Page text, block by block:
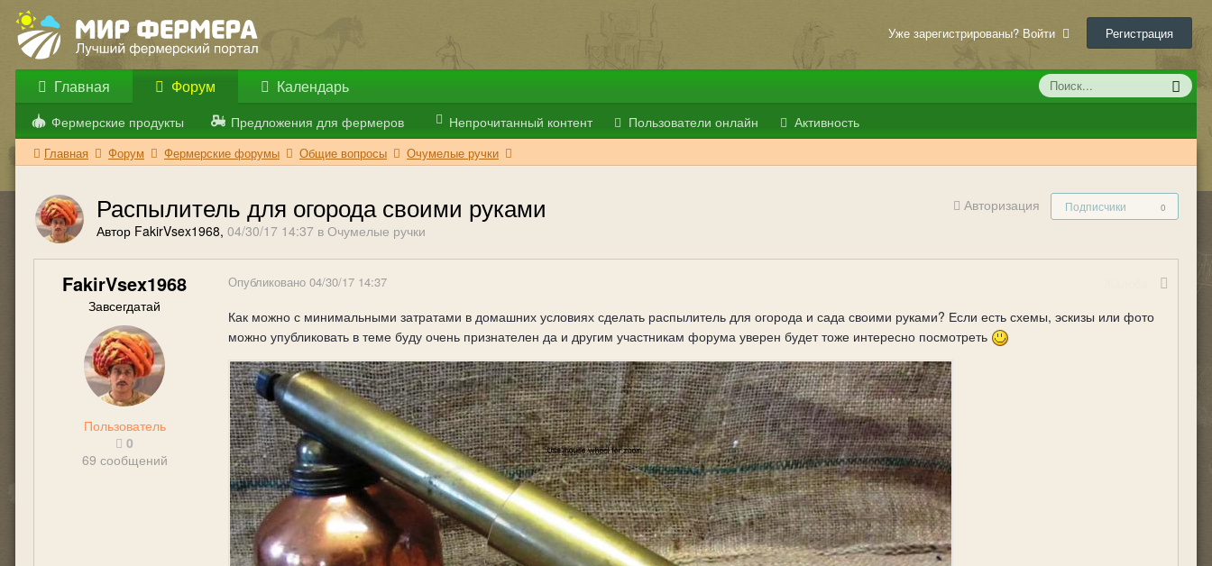
Уже зарегистрированы? Войти Регистрация
Главная Форум
Фермерские продукты Предложения для фермеров Непрочитанный контент Пользователи онлайн Активность
Календарь
Главная Форум Фермерские форумы Общие вопросы Очумелые ручки
Авторизация Подписчики 0
Распылитель для огорода своими руками
Автор FakirVsex1968, 04/30/17 14:37 в Очумелые ручки
FakirVsex1968
Завсегдатай
Пользователь
0
69 сообщений
Опубликовано 04/30/17 14:37
Как можно с минимальными затратами в домашних условиях сделать распылитель для огорода и сада своими руками? Если есть схемы, эскизы или фото
можно упубликовать в теме буду очень признателен да и другим участникам форума уверен будет тоже интересно посмотреть